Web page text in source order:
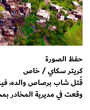
حفظ الصورة
كريتر سكاي / خاص
قُتل شاب برصاص والده،
وقعت في مديرية المخادر